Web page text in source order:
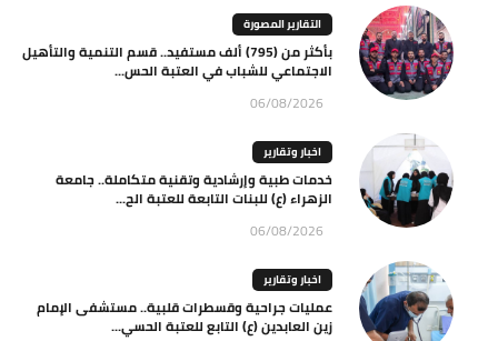
التقارير المصورة
بأكثر من (795) ألف مستفيد.. قسم التنمية والتأهيل
الاجتماعي للشباب في العتبة الحس...
06/08/2026
اخبار وتقارير
خدمات طبية وإرشادية وتقنية متكاملة.. جامعة
الزهراء (ع) للبنات التابعة للعتبة الح...
06/08/2026
اخبار وتقارير
عمليات جراحية وقسطرات قلبية.. مستشفى الإمام
زين العابدين (ع) التابع للعتبة الحسي...